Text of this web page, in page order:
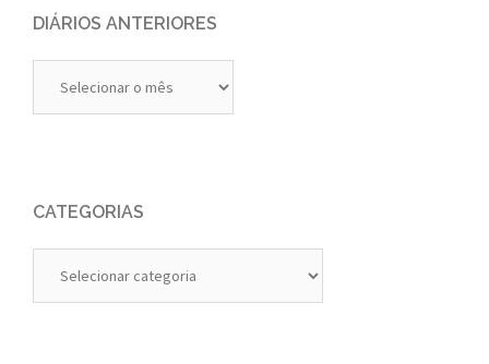
DIÁRIOS ANTERIORES
Anteriores
CATEGORIAS